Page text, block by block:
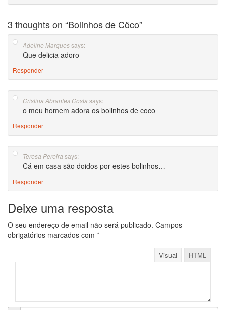
3 thoughts on “Bolinhos de Côco”
Adeline Marquessays:
Que delicia adoro
Responder
Cristina Abrantes Costa says:
o meu homem adora os bolinhos de coco
Responder
Teresa Pereira says:
Cá em casa são doidos por estes bolinhos…
Responder
Deixe uma resposta
O seu endereço de email não será publicado. Campos
obrigatórios marcados com *
Visual HTML